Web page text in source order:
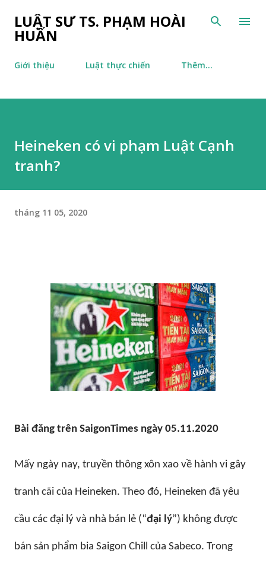
Chuyển đến nội dung chính
LUẬT SƯ TS. PHẠM HOÀI
HUẤN
Giới thiệu Luật thực chiến Thêm…
Heineken có vi phạm Luật Cạnh
tranh?
tháng 11 05, 2020
Bài đăng trên SaigonTimes ngày 05.11.2020
Mấy ngày nay, truyền thông xôn xao về hành vi gây
tranh cãi của Heineken. Theo đó, Heineken đã yêu
cầu các đại lý và nhà bán lẻ (“đại lý”) không được
bán sản phẩm bia Saigon Chill của Sabeco. Trong